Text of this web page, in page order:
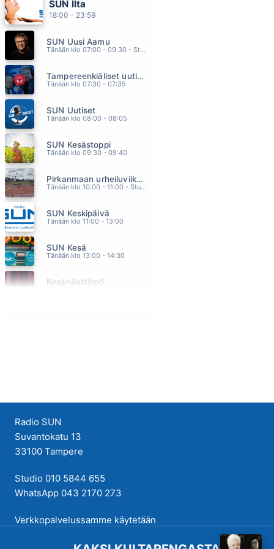
ELÄN UUDELLEEN
TUULI KUISKAA SEN
TE QUISE TANTO
SUN Ilta
18:00 - 23:59
SUN Uusi Aamu
Tänään klo 07:00 - 09:30 - Studiossa: Kimmo Hoivassilta
Tampereenkiäliset uutiset
Tänään klo 07:30 - 07:35
SUN Uutiset
Tänään klo 08:00 - 08:05
SUN Kesästoppi
Tänään klo 09:30 - 09:40
Pirkanmaan urheiluviikonloppu
Tänään klo 10:00 - 11:00 - Studiossa: Oiva Paakkari
SUN Keskipäivä
Tänään klo 11:00 - 13:00
SUN Kesä
Tänään klo 13:00 - 14:30
Kesänäyttämö
Radio SUN
Suvantokatu 13
33100 Tampere
Studio 010 5844 655
WhatsApp 043 2170 273
Verkkopalvelussamme käytetään